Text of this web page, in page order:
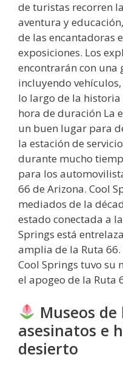
de turistas recorren
aventura y
de las encantadoras
exposiciones. Los
encontrarán con
incluyendo
lo largo de la historia
hora de duración La
un buen lugar para
la estación de
durante mucho
para los
66 de Arizona. Cool
mediados de la
estado conectada a
Springs está
amplia de la Ruta
Cool Springs tuvo su
el apogeo de la Ruta
Museos
asesinatos e
desierto